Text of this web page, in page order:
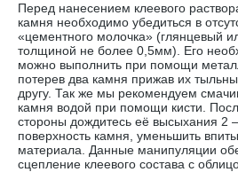
Перед нанесением клеевого
камня необходимо убедиться в
«цементного молочка» (глянцевый
толщиной не более 0,5мм). Его
можно выполнить при помощи
потерев два камня прижав их
другу. Так же мы рекомендуем
камня водой при помощи кисти.
стороны дождитесь её высыхания 2
поверхность камня, уменьшить
материала. Данные манипуляции
сцепление клеевого состава с